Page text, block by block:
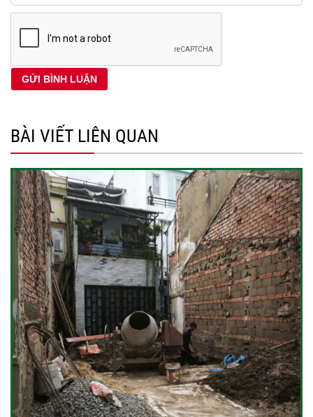
BÀI VIẾT LIÊN QUAN